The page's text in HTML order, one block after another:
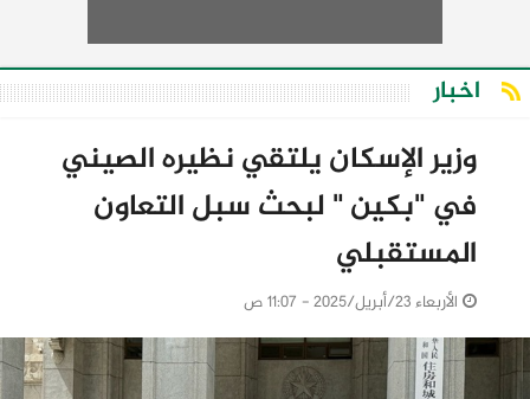
اخبار
وزير الإسكان يلتقي نظيره الصيني
في "بكين " لبحث سبل التعاون
المستقبلي
الأربعاء 23/أبريل/2025 - 11:07 ص